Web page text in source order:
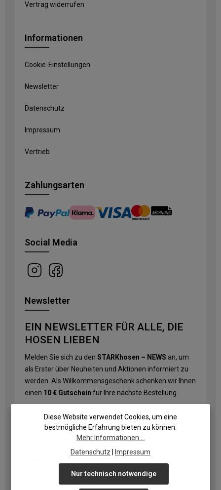
Vertrag widerrufen
Informationen
Cookie-Einstellungen
Newsletter
Datenschutz
Impressum
Vertrieb
Zahlungsarten
Social Media
Newsletter
EIN NEWSLETTER FÜR ALLE, DIE
HOSEN LIEBEN
Melden Sie sich zu den STARKhosen – NEWS an, um
als Erster über Neuheiten und Aktionen informiert zu
werden. Als Willkommensgeschenk schenken wir Ihnen
einen 10 € Gutschein für Ihre nächste Bestellung.
E-Mail-Adresse*
Datenschutzbestimmungenzur Kenntnis
genommen und die
Diese Website verwendet Cookies, um eine
bestmögliche Erfahrung bieten zu können.
Mehr Informationen ...
Datenschutz
Impressum
Nur technisch notwendige